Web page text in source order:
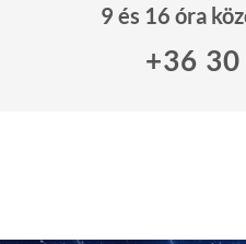
9 és 16 óra
+36